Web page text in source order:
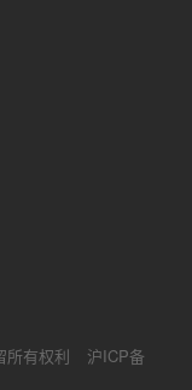
所有权利
沪ICP备